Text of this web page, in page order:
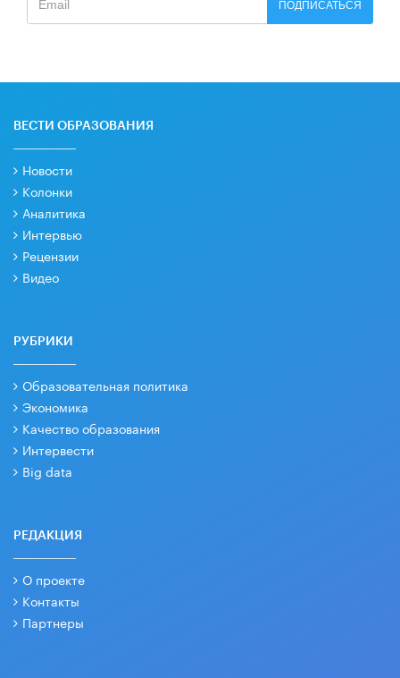
ПОДПИСАТЬСЯ
ВЕСТИ ОБРАЗОВАНИЯ
Новости
Колонки
Аналитика
Интервью
Рецензии
Видео
РУБРИКИ
Образовательная политика
Экономика
Качество образования
Интервести
Big data
РЕДАКЦИЯ
О проекте
Контакты
Партнеры